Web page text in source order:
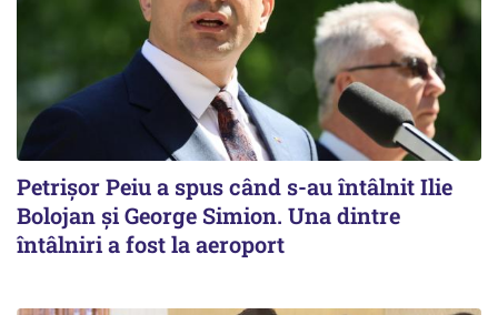
Petrişor Peiu a spus când s-au întâlnit Ilie
Bolojan şi George Simion. Una dintre
întâlniri a fost la aeroport